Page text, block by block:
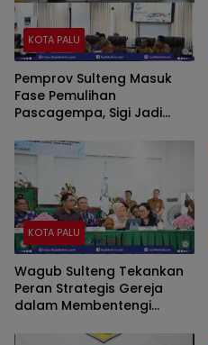
KOTA PALU
Pemprov Sulteng Masuk
Fase Pemulihan
Pascagempa, Sigi Jadi
KOTA PALU
Wagub Sulteng Tekankan
Peran Strategis Gereja
dalam Membentengi